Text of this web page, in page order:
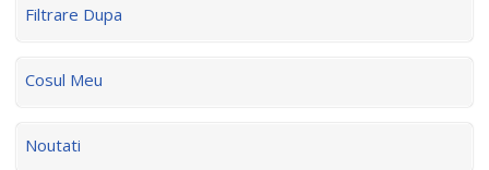
Filtrare Dupa
Cosul Meu
Noutati